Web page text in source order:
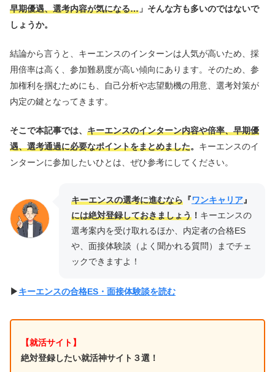
早期優遇、選考内容が気になる… 」そんな方も多いのではないで
しょうか。
結論から言うと、キーエンスのインターンは人気が高いため、採
用倍率は高く、参加難易度が高い傾向にあります。そのため、参
加権利を掴むためにも、自己分析や志望動機の用意、選考対策が
内定の鍵となってきます。
そこで本記事では、 キーエンスのインターン内容や倍率、早期優
遇、選考通過に必要なポイントをまとめました。 キーエンスのイ
ンターンに参加したいひとは、ぜひ参考にしてください。
キーエンスの選考に進むなら 『 ワンキャリア 』
には絶対登録しておきましょう ！ キーエンスの
選考案内を受け取れるほか、内定者の合格ES
や、面接体験談（よく聞かれる質問）までチェ
ックできますよ！
▶︎キーエンスの合格ES・面接体験談を読む
【就活サイト】
絶対登録したい就活神サイト３選！